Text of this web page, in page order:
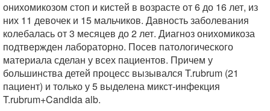
онихомикозом стоп и кистей в возрасте от 6 до 16 лет, из
них 11 девочек и 15 мальчиков. Давность заболевания
колебалась от 3 месяцев до 2 лет. Диагноз онихомикоза
подтвержден лабораторно. Посев патологического
материала сделан у всех пациентов. Причем у
большинства детей процесс вызывался T.rubrum (21
пациент) и только у 5 выделена микст-инфекция
T.rubrum+Candida alb.